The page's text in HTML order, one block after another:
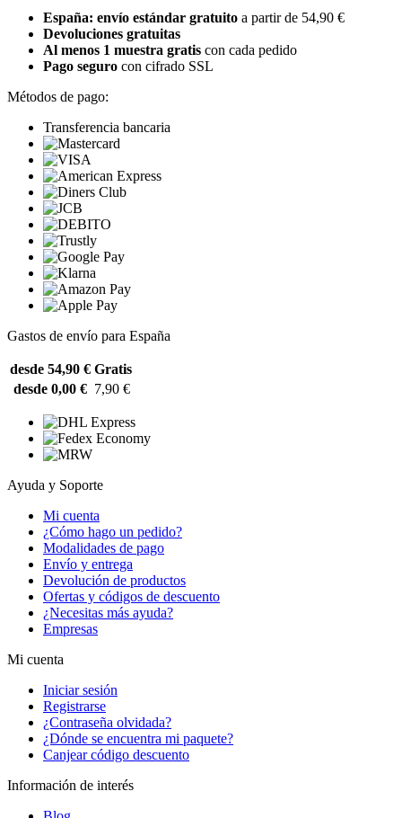
España: envío estándar gratuito a partir de 54,90 €
Devoluciones gratuitas
Al menos 1 muestra gratis con cada pedido
Pago seguro con cifrado SSL
Métodos de pago:
Transferencia bancaria
Gastos de envío para España
desde 54,90 € Gratis
desde 0,00 € 7,90 €
Ayuda y Soporte
Mi cuenta
¿Cómo hago un pedido?
Modalidades de pago
Envío y entrega
Devolución de productos
Ofertas y códigos de descuento
¿Necesitas más ayuda?
Empresas
Mi cuenta
Iniciar sesión
Registrarse
¿Contraseña olvidada?
¿Dónde se encuentra mi paquete?
Canjear código descuento
Información de interés